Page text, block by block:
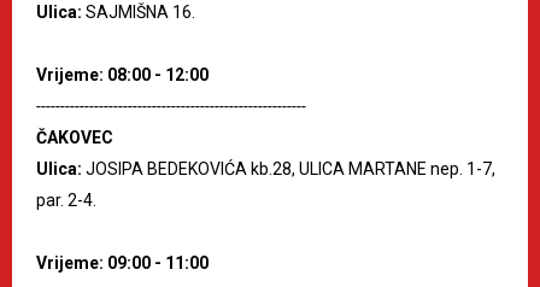
Ulica: SAJMIŠNA 16.
Vrijeme: 08:00 - 12:00
--------------------------------------------------------
ČAKOVEC
Ulica: JOSIPA BEDEKOVIĆA kb.28, ULICA MARTANE nep. 1-7,
par. 2-4.
Vrijeme: 09:00 - 11:00